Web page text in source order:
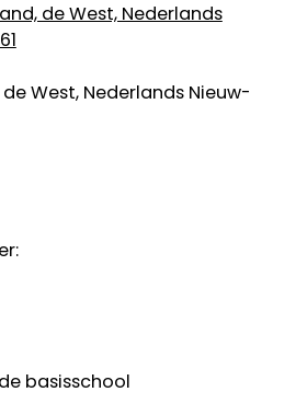
de West, Nederlands
West, Nederlands Nieuw-
basisschool